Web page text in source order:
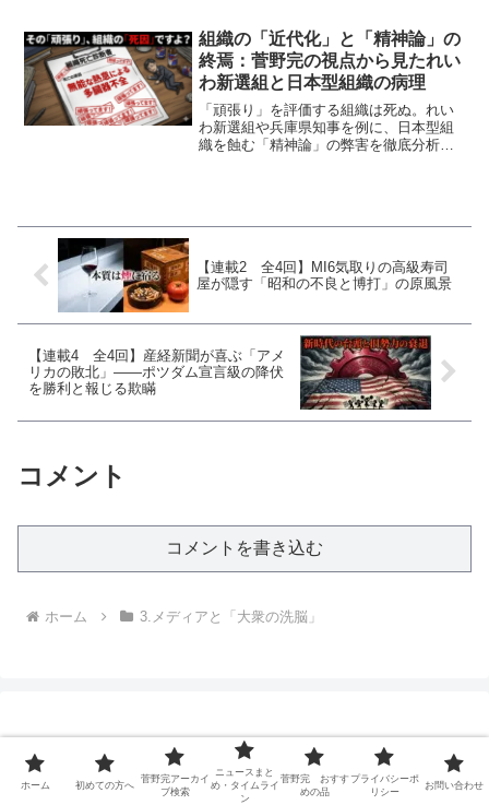
破壊するか、新たな脅威のメカニズムを
徹底解説します。
組織の「近代化」と「精神論」の
終焉：菅野完の視点から見たれい
わ新選組と日本型組織の病理
「頑張り」を評価する組織は死ぬ。れい
わ新選組や兵庫県知事を例に、日本型組
織を蝕む「精神論」の弊害を徹底分析。
【連載2 全4回】MI6気取りの高級寿司
屋が隠す「昭和の不良と博打」の原風景
【連載4 全4回】産経新聞が喜ぶ「アメ
リカの敗北」——ポツダム宣言級の降伏
を勝利と報じる欺瞞
コメント
コメントを書き込む
ホーム 3.メディアと「大衆の洗脳」
ホーム 初めての方へ
菅野完アーカイ
ブ検索
ニュースまと
め・タイムライ
ン
菅野完 おすす
めの品
プライバシーポ
リシー
お問い合わせ